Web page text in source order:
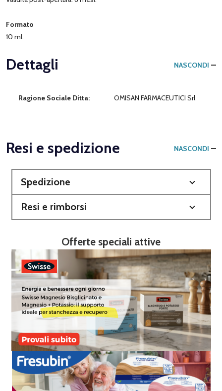
Formato
10 ml.
Dettagli NASCONDI
Ragione Sociale Ditta: OMISAN FARMACEUTICI Srl
Resi e spedizione NASCONDI
Spedizione
Resi e rimborsi
Offerte speciali attive